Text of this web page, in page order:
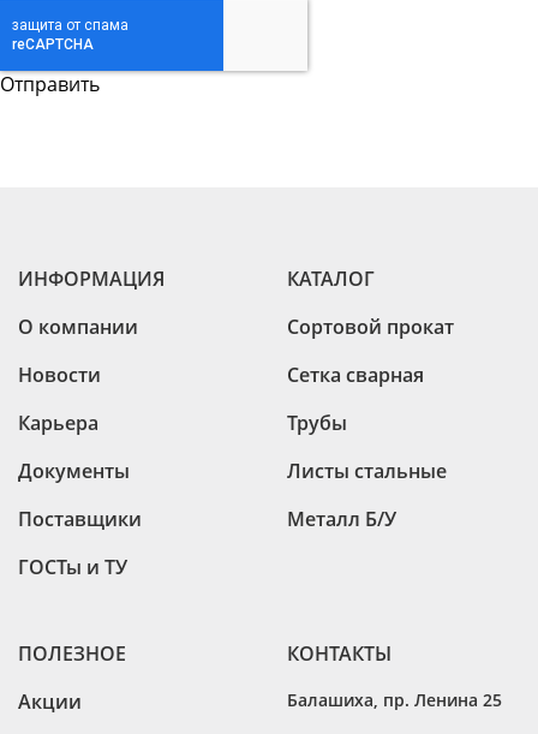
ИНФОРМАЦИЯ
О компании
Новости
Карьера
Документы
Поставщики
ГОСТы и ТУ
КАТАЛОГ
Сортовой прокат
Сетка сварная
Трубы
Листы стальные
Металл Б/У
ПОЛЕЗНОЕ
Акции
КОНТАКТЫ
Балашиха пр. Ленина 25